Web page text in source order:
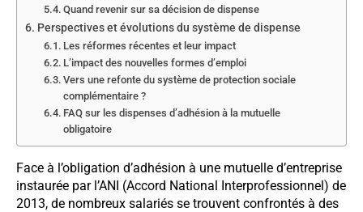
Quand revenir sur sa décision de dispense
Perspectives et évolutions du système de dispense
Les réformes récentes et leur impact
L’impact des nouvelles formes d’emploi
Vers une refonte du système de protection sociale
complémentaire ?
FAQ sur les dispenses d’adhésion à la mutuelle
obligatoire
Face à l’obligation d’adhésion à une mutuelle d’entreprise
instaurée par l’ANI (Accord National Interprofessionnel) de
2013, de nombreux salariés se trouvent confrontés à des